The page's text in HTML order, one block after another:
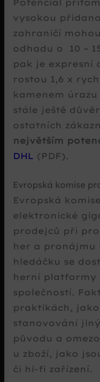
Potenciál
vysokou
zahraničí
odhadu o 10 –
pak je expresní
rostou 1,6 x
kamenem
stále ještě
ostatních
největším
DHL (PDF).
Evropská komise
Evropská
elektronické
prodejců při
her a pronájmu
hledáčku se
herní platformy
společností.
praktikách,
stanovování
původu a
u zboží, jako
či hi-fi zařízení.